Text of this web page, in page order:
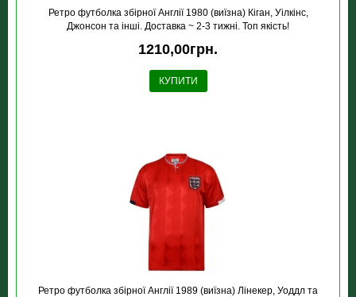
Ретро футболка збірної Англії 1980 (виїзна) Кіган, Уілкінс,
Джонсон та інші. Доставка ~ 2-3 тижні. Топ якість!
1210,00грн.
КУПИТИ
Ретро футболка збірної Англії 1989 (виїзна) Лінекер, Уоддл та